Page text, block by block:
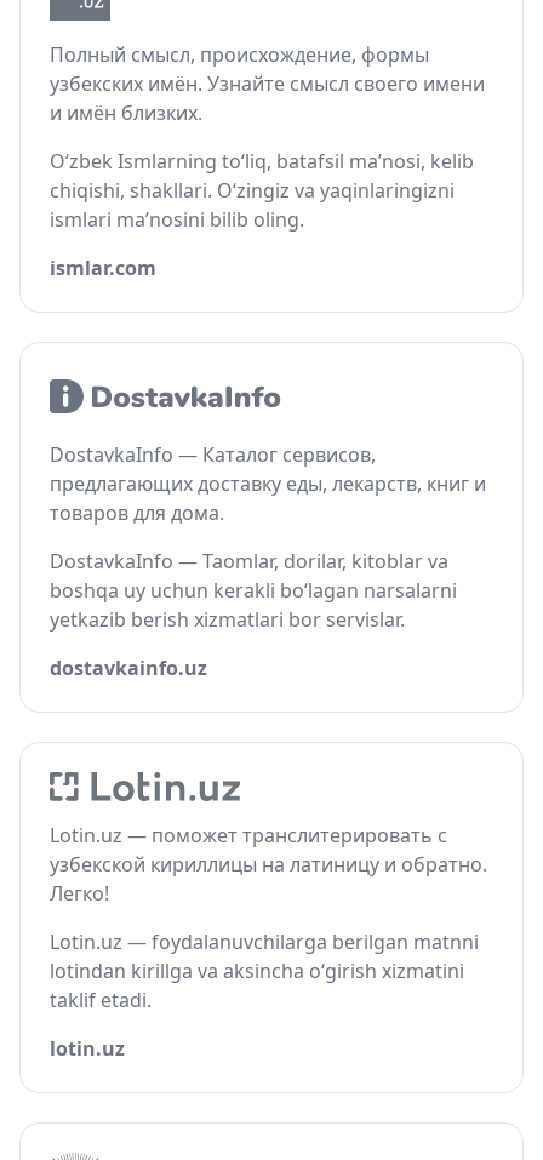
Полный смысл, происхождение, формы
узбекских имён. Узнайте смысл своего имени
и имён близких.
O‘zbek Ismlarning to‘liq, batafsil ma’nosi, kelib
chiqishi, shakllari. O‘zingiz va yaqinlaringizni
ismlari ma’nosini bilib oling.
ismlar.com
DostavkaInfo — Каталог сервисов,
предлагающих доставку еды, лекарств, книг и
товаров для дома.
DostavkaInfo — Taomlar, dorilar, kitoblar va
boshqa uy uchun kerakli bo‘lagan narsalarni
yetkazib berish xizmatlari bor servislar.
dostavkainfo.uz
Lotin.uz — поможет транслитерировать с
узбекской кириллицы на латиницу и обратно.
Легко!
Lotin.uz — foydalanuvchilarga berilgan matnni
lotindan kirillga va aksincha o‘girish xizmatini
taklif etadi.
lotin.uz